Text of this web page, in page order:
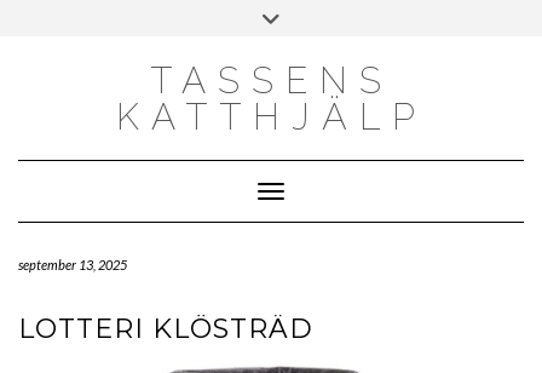
Toggle
TASSENS
KATTHJÄLP
Toggle Navigation
september 13, 2025
LOTTERI KLÖSTRÄD